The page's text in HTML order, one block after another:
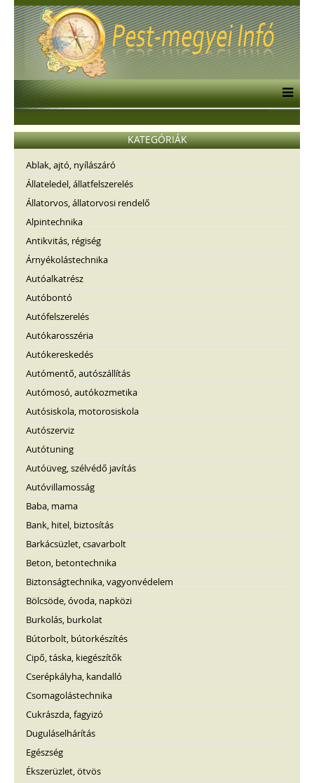
KATEGÓRIÁK
Ablak, ajtó, nyílászáró
Állateledel, állatfelszerelés
Állatorvos, állatorvosi rendelő
Alpintechnika
Antikvitás, régiség
Árnyékolástechnika
Autóalkatrész
Autóbontó
Autófelszerelés
Autókarosszéria
Autókereskedés
Autómentő, autószállítás
Autómosó, autókozmetika
Autósiskola, motorosiskola
Autószerviz
Autótuning
Autóüveg, szélvédő javítás
Autóvillamosság
Baba, mama
Bank, hitel, biztosítás
Barkácsüzlet, csavarbolt
Beton, betontechnika
Biztonságtechnika, vagyonvédelem
Bölcsöde, óvoda, napközi
Burkolás, burkolat
Bútorbolt, bútorkészítés
Cipő, táska, kiegészítők
Cserépkályha, kandalló
Csomagolástechnika
Cukrászda, fagyizó
Duguláselhárítás
Egészség
Ékszerüzlet, ötvös